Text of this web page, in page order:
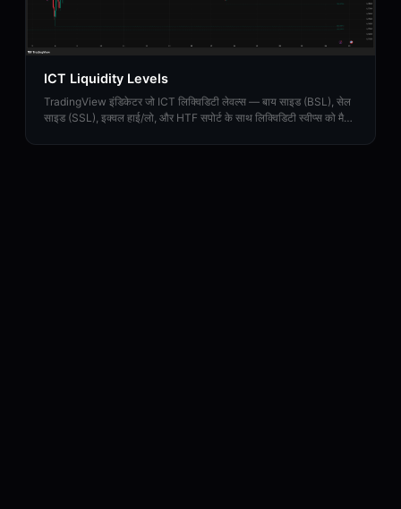
ICT Liquidity Levels
TradingView इंडिकेटर जो ICT लिक्विडिटी लेवल्स — बाय साइड (BSL), सेल
साइड (SSL), इक्वल हाई/लो, और HTF सपोर्ट के साथ लिक्विडिटी स्वीप्स को मैप